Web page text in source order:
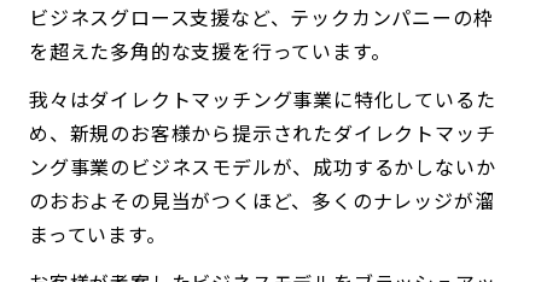
ビジネスグロース支援など、テックカンパニーの枠
を超えた多角的な支援を行っています。
我々はダイレクトマッチング事業に特化しているた
め、新規のお客様から提示されたダイレクトマッチ
ング事業のビジネスモデルが、成功するかしないか
のおおよその見当がつくほど、多くのナレッジが溜
まっています。